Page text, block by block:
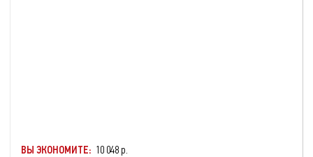
ВЫ ЭКОНОМИТЕ: 10 048 р.